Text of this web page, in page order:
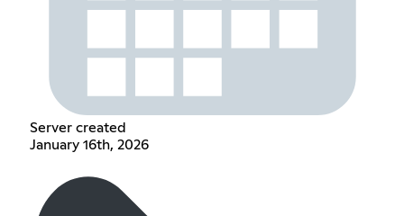
Server created
January 16th, 2026